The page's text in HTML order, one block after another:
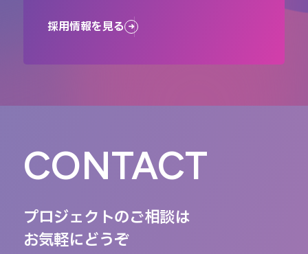
採用情報を見る
CONTACT
プロジェクトのご相談は
お気軽にどうぞ